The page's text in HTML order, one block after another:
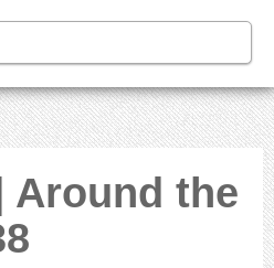
Around the